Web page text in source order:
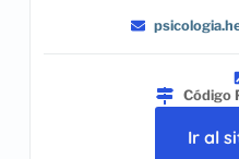
Código
Ir al